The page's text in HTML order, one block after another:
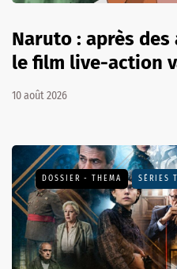
Naruto : après des
le film live-action
10 août 2026
DOSSIER - THEMA SÉRIES